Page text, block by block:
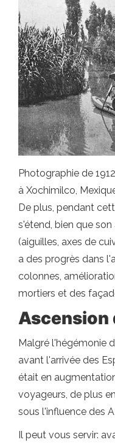
Photographie de
à Xochimilco,
De plus, pendant
s'étend, bien que
(aiguilles, axes de
a des progrès dans
colonnes,
mortiers et des
Ascension
Malgré l'hégémonie
avant l'arrivée des
était en
voyageurs, de plus
sous l'influence des
Il peut vous servir: